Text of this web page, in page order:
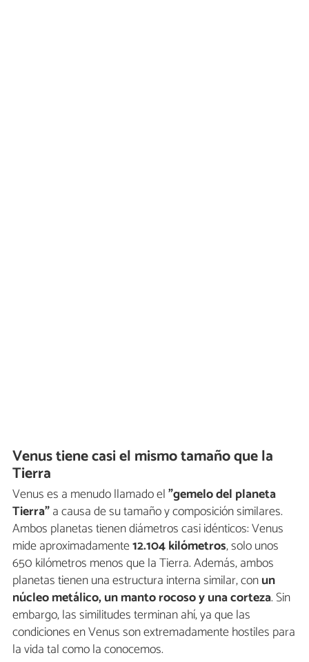
Venus tiene casi el mismo tamaño que la
Tierra
Venus es a menudo llamado el"gemelo del planeta
Tierra"a causa de su tamaño y composición similares.
Ambos planetas tienen diámetros casi idénticos: Venus
mide aproximadamente12.104 kilómetros, solo unos
650 kilómetros menos que la Tierra. Además, ambos
planetas tienen una estructura interna similar, conun
núcleo metálico, un manto rocoso y una corteza. Sin
embargo, las similitudes terminan ahí, ya que las
condiciones en Venus son extremadamente hostiles para
la vida tal como la conocemos.